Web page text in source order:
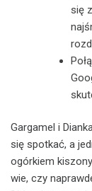
się
Gargamel i
się spotkać, a
ogórkiem
wie, czy